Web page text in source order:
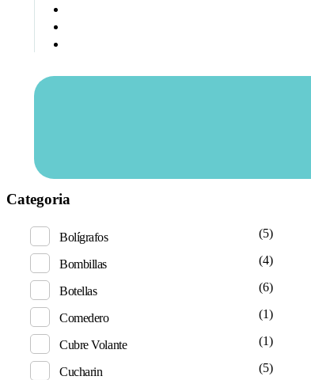
Categoria
Bolígrafos (5)
Bombillas (4)
Botellas (6)
Comedero (1)
Cubre Volante (1)
Cucharin (5)